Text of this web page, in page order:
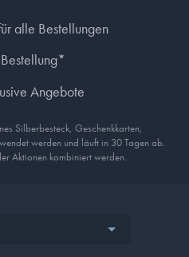
alle Bestellungen
Angebote
Silberbesteck, Geschenkkarten,
werden und läuft in 30 Tagen ab.
Aktionen kombiniert werden.